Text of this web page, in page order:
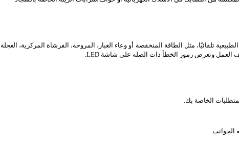
تلقائيًا، مثل الطاقة المنخفضة أو وعاء الغبار، المروحة، الفرشاة المركزية، العجلة
العمل وتعرض رموز الخطأ ذات الصله على شاشة LED
.
الخاصة بك.